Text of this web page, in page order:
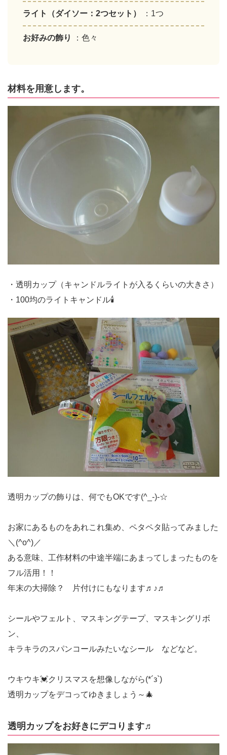
ライト（ダイソー：2つセット） ：1つ
お好みの飾り ：色々
材料を用意します。
・透明カップ（キャンドルライトが入るくらいの大きさ）
・100均のライトキャンドル🕯
透明カップの飾りは、何でもOKです(^_-)-☆
お家にあるものをあれこれ集め、ペタペタ貼ってみました
＼(^o^)／
ある意味、工作材料の中途半端にあまってしまったものを
フル活用！！
年末の大掃除？ 片付けにもなります♬♪♬
シールやフェルト、マスキングテープ、マスキングリボ
ン、
キラキラのスパンコールみたいなシール などなど。
ウキウキ💓クリスマスを想像しながら(*´з`)
透明カップをデコってゆきましょう～🎄
透明カップをお好きにデコります♬